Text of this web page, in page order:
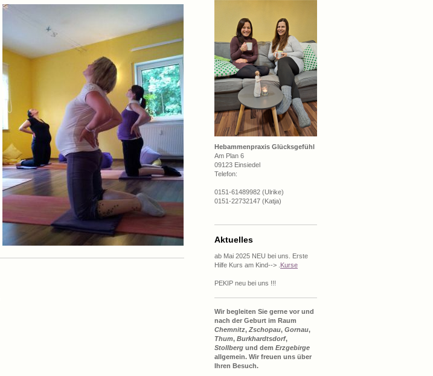
Hebammenpraxis Glücksgefühl
Am Plan 6
09123 Einsiedel
Telefon:
0151-61489982 (Ulrike)
0151-22732147 (Katja)
Aktuelles
ab Mai 2025 NEU bei uns. Erste
Hilfe Kurs am Kind--> . Kurse
PEKIP neu bei uns !!!
Wir begleiten Sie gerne vor und
nach der Geburt im Raum
Chemnitz, Zschopau, Gornau,
Thum, Burkhardtsdorf,
Stollberg und dem Erzgebirge
allgemein. Wir freuen uns über
Ihren Besuch.